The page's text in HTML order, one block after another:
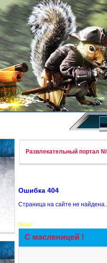
Развлекательный портал
Ошибка 404
Страница на сайте не
New!
С масленицей !